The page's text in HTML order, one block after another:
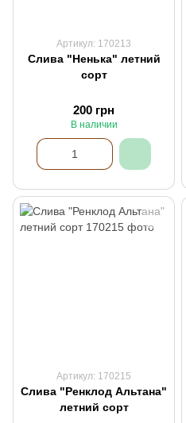
Артикул: 170213
Слива "Ненька" летний
сорт
200 грн
В наличии
Артикул: 170215
Слива "Ренклод Альтана"
летний сорт